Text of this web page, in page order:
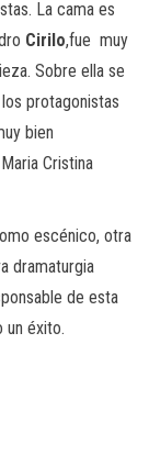
La cama es
Cirilo,fue muy
Sobre ella se
protagonistas
bien
Cristina
escénico, otra
dramaturgia
de esta
un éxito.